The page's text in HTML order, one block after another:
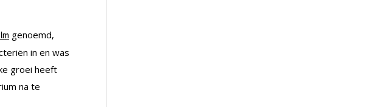
genoemd,
in en was
groei heeft
na te